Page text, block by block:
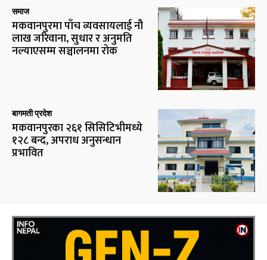
समाज
मकवानपुरमा पाँच व्यवसायलाई नौ
लाख जरिवाना, सुधार र अनुमति
नल्याएसम्म सञ्चालनमा रोक
बागमती प्रदेश
मकवानपुरका २६१ सिसिटिभीमध्ये
१२८ बन्द, अपराध अनुसन्धान
प्रभावित